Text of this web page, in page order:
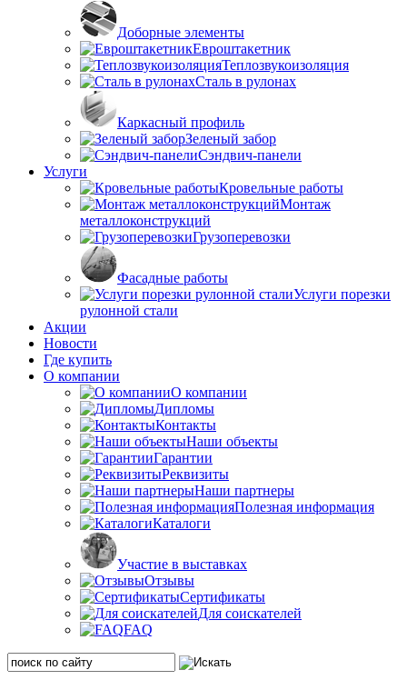
Доборные элементы
Евроштакетник
Теплозвукоизоляция
Сталь в рулонах
Каркасный профиль
Зеленый забор
Сэндвич-панели
Услуги
Кровельные работы
Монтаж
металлоконструкций
Грузоперевозки
Фасадные работы
Услуги порезки
рулонной стали
Акции
Новости
Где купить
О компании
О компании
Дипломы
Контакты
Наши объекты
Гарантии
Реквизиты
Наши партнеры
Полезная информация
Каталоги
Участие в выставках
Отзывы
Сертификаты
Для соискателей
FAQ